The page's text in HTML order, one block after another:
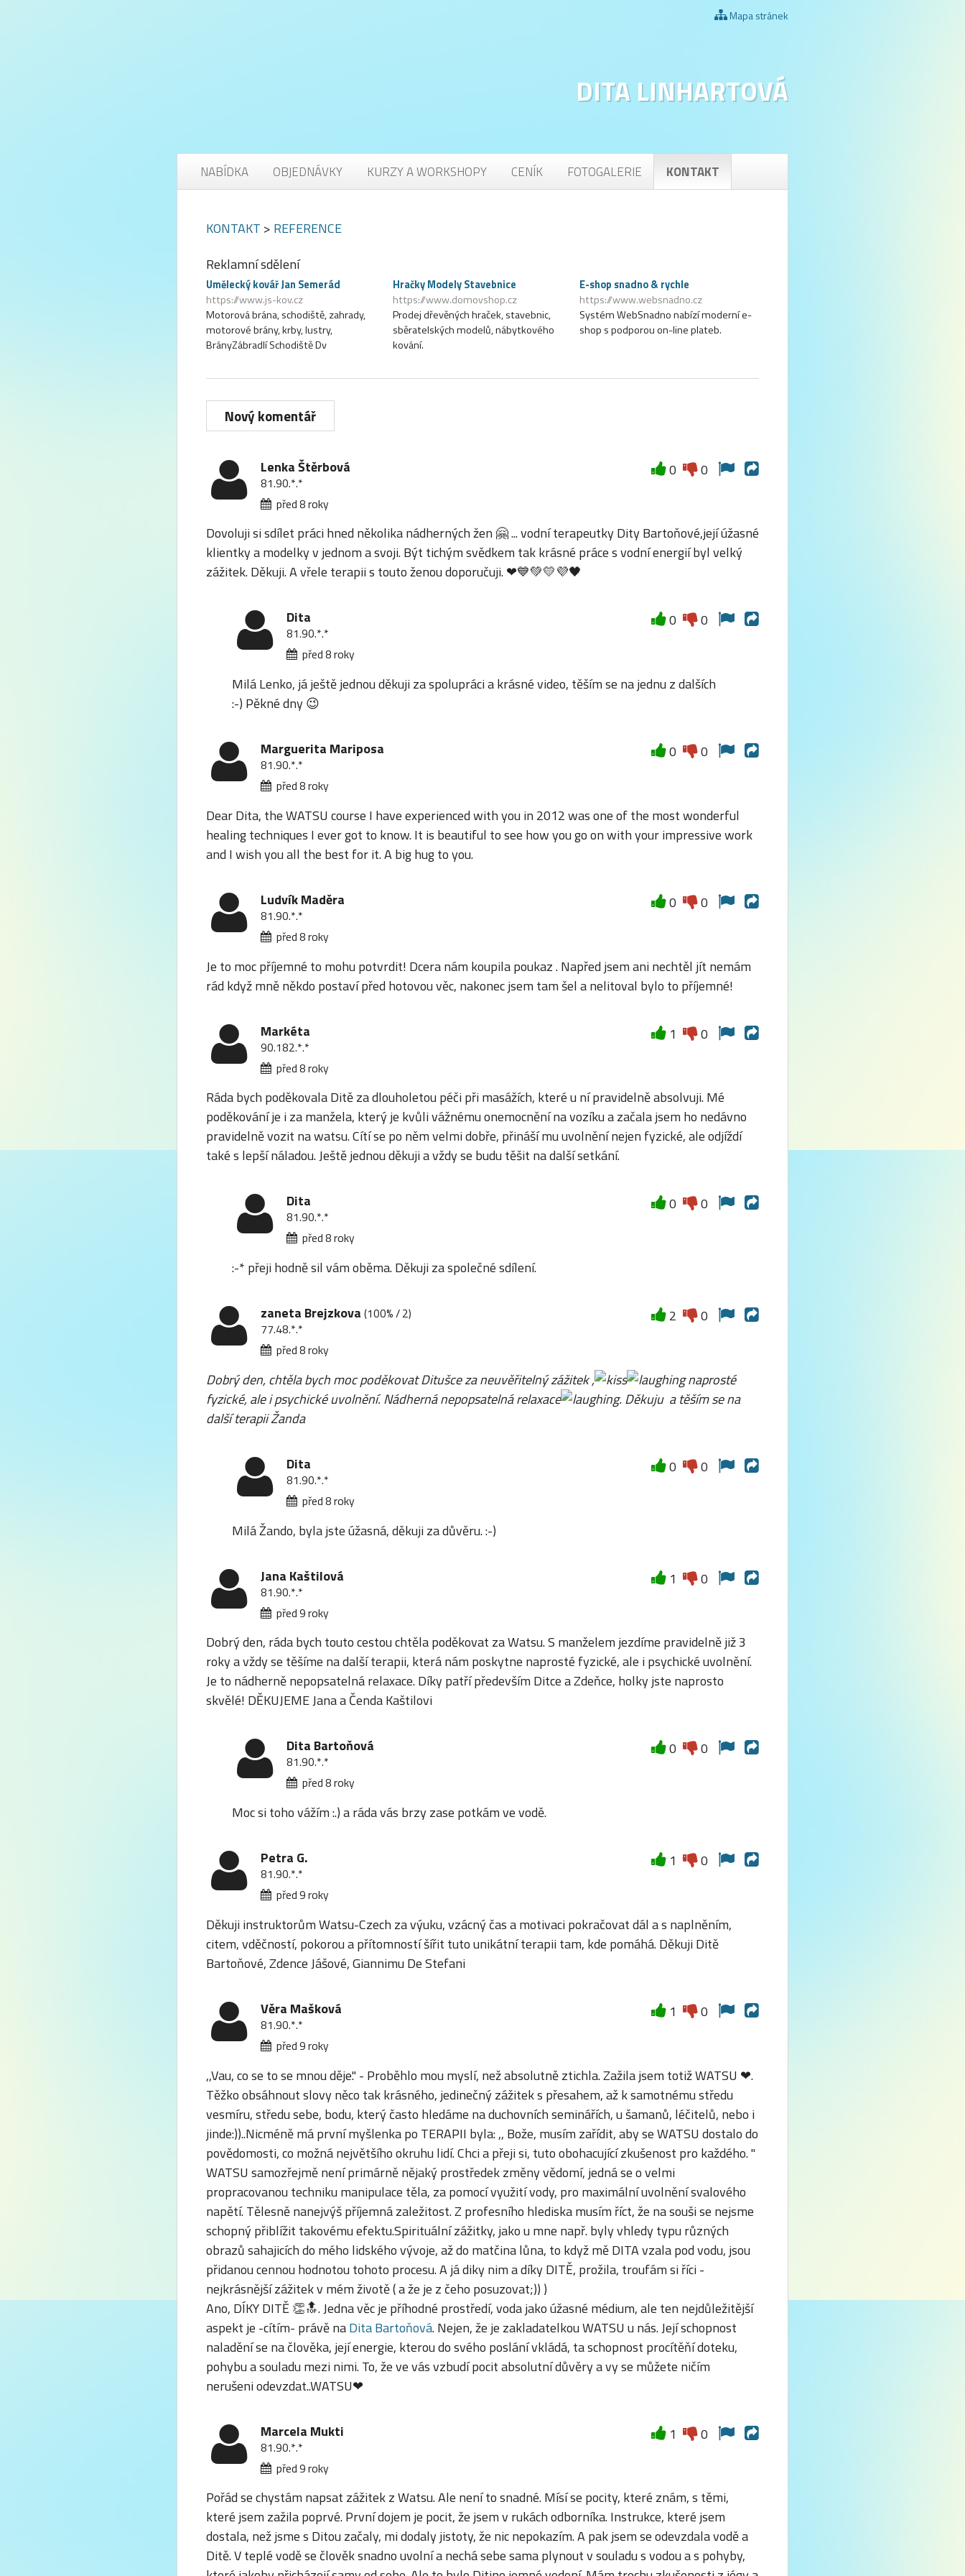
Mapa stránek
DITA LINHARTOVÁ
NABÍDKA OBJEDNÁVKY KURZY A WORKSHOPY CENÍK FOTOGALERIE KONTAKT
KONTAKT > REFERENCE
Reklamní sdělení
Umělecký kovář Jan Semerád
https://www.js-kov.cz
Motorová brána, schodiště, zahrady,
motorové brány, krby, lustry,
BrányZábradlí Schodiště Dv
Hračky Modely Stavebnice
https://www.domovshop.cz
Prodej dřevěných hraček, stavebnic,
sběratelských modelů, nábytkového
kování.
E-shop snadno & rychle
https://www.websnadno.cz
Systém WebSnadno nabízí moderní e-
shop s podporou on-line plateb.
Lenka Štěrbová
81.90.*.*
0 0
před 8 roky
Dovoluji si sdílet práci hned několika nádherných žen 🤗 ... vodní terapeutky Dity Bartoňové,její úžasné
klientky a modelky v jednom a svoji. Být tichým svědkem tak krásné práce s vodní energií byl velký
zážitek. Děkuji. A vřele terapii s touto ženou doporučuji.❤💙💚💛💜🖤
Dita
81.90.*.*
0 0
před 8 roky
Milá Lenko, já ještě jednou děkuji za spolupráci a krásné video, těším se na jednu z dalších
:-) Pěkné dny😉
Marguerita Mariposa
81.90.*.*
0 0
před 8 roky
Dear Dita, the WATSU course I have experienced with you in 2012 was one of the most wonderful
healing techniques I ever got to know. It is beautiful to see how you go on with your impressive work
and I wish you all the best for it. A big hug to you.
Ludvík Maděra
81.90.*.*
0 0
před 8 roky
Je to moc příjemné to mohu potvrdit! Dcera nám koupila poukaz . Napřed jsem ani nechtěl jít nemám
rád když mně někdo postaví před hotovou věc, nakonec jsem tam šel a nelitoval bylo to příjemné!
Markéta
90.182.*.*
1 0
před 8 roky
Ráda bych poděkovala Ditě za dlouholetou péči při masážích, které u ní pravidelně absolvuji. Mé
poděkování je i za manžela, který je kvůli vážnému onemocnění na vozíku a začala jsem ho nedávno
pravidelně vozit na watsu. Cítí se po něm velmi dobře, přináší mu uvolnění nejen fyzické, ale odjíždí
také s lepší náladou. Ještě jednou děkuji a vždy se budu těšit na další setkání.
Dita
81.90.*.*
0 0
před 8 roky
:-* přeji hodně sil vám oběma. Děkuji za společné sdílení.
zaneta Brejzkova (100% / 2)
77.48.*.*
2 0
před 8 roky
Dobrý den, chtěla bych moc poděkovat Ditušce za neuvěřitelný zážitek ,
naprosté
fyzické, ale i psychické uvolnění. Nádherná nepopsatelná relaxace
. Děkuju a těším se na
další terapii Žanda
Dita
81.90.*.*
0 0
před 8 roky
Milá Žando, byla jste úžasná, děkuji za důvěru. :-)
Jana Kaštilová
81.90.*.*
1 0
před 9 roky
Dobrý den, ráda bych touto cestou chtěla poděkovat za Watsu. S manželem jezdíme pravidelně již 3
roky a vždy se těšíme na další terapii, která nám poskytne naprosté fyzické, ale i psychické uvolnění.
Je to nádherně nepopsatelná relaxace. Díky patří především Ditce a Zdeňce, holky jste naprosto
skvělé! DĚKUJEME Jana a Čenda Kaštilovi
Dita Bartoňová
81.90.*.*
0 0
před 8 roky
Moc si toho vážím :.) a ráda vás brzy zase potkám ve vodě.
Petra G.
81.90.*.*
1 0
před 9 roky
Děkuji instruktorům Watsu-Czech za výuku, vzácný čas a motivaci pokračovat dál a s naplněním,
citem, vděčností, pokorou a přítomností šířit tuto unikátní terapii tam, kde pomáhá. Děkuji Ditě
Bartoňové, Zdence Jášové, Giannimu De Stefani
Věra Mašková
81.90.*.*
1 0
před 9 roky
,,Vau, co se to se mnou děje." - Proběhlo mou myslí, než absolutně ztichla. Zažila jsem totiž WATSU ❤.
Těžko obsáhnout slovy něco tak krásného, jedinečný zážitek s přesahem, až k samotnému středu
vesmíru, středu sebe, bodu, který často hledáme na duchovních seminářích, u šamanů, léčitelů, nebo i
jinde:))..Nicméně má první myšlenka po TERAPII byla: ,, Bože, musím zařídit, aby se WATSU dostalo do
povědomosti, co možná největšího okruhu lidí. Chci a přeji si, tuto obohacující zkušenost pro každého. "
WATSU samozřejmě není primárně nějaký prostředek změny vědomí, jedná se o velmi
propracovanou techniku manipulace těla, za pomocí využití vody, pro maximální uvolnění svalového
napětí. Tělesně nanejvýš příjemná zaležitost. Z profesního hlediska musím říct, že na souši se nejsme
schopný přiblížit takovému efektu.Spirituální zážitky, jako u mne např. byly vhledy typu různých
obrazů sahajicích do mého lidského vývoje, až do matčina lůna, to když mě DITA vzala pod vodu, jsou
přidanou cennou hodnotou tohoto procesu. A já diky nim a díky DITĚ, prožila, troufám si říci -
nejkrásnější zážitek v mém životě ( a že je z čeho posuzovat;)) )
Ano, DÍKY DITĚ👏🔝. Jedna věc je příhodné prostředí, voda jako úžasné médium, ale ten nejdůležitější
aspekt je -cítím- právě naDita Bartoňová. Nejen, že je zakladatelkou WATSU u nás. Její schopnost
naladění se na člověka, její energie, kterou do svého poslání vkládá, ta schopnost procítěňí doteku,
pohybu a souladu mezi nimi. To, že ve vás vzbudí pocit absolutní důvěry a vy se můžete ničím
nerušeni odevzdat..WATSU❤
Marcela Mukti
81.90.*.*
1 0
před 9 roky
Pořád se chystám napsat zážitek z Watsu. Ale není to snadné. Mísí se pocity, které znám, s těmi,
které jsem zažila poprvé. První dojem je pocit, že jsem v rukách odborníka. Instrukce, které jsem
dostala, než jsme s Ditou začaly, mi dodaly jistoty, že nic nepokazím. A pak jsem se odevzdala vodě a
Ditě. V teplé vodě se člověk snadno uvolní a nechá sebe sama plynout v souladu s vodou a s pohyby,